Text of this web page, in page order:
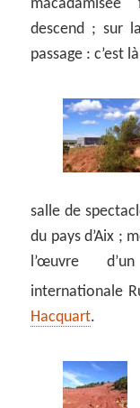
descend ; sur
passage : c’est
salle de
du pays d’Aix ;
l’œuvre
internationale
Hacquart.